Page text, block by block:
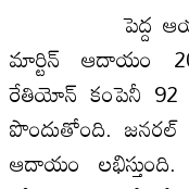
పెద్ద ఆయుధాల
మార్టిన్ ఆదాయం
రేతియోన్ కంపెనీ
పొందుతోంది.
ఆదాయం